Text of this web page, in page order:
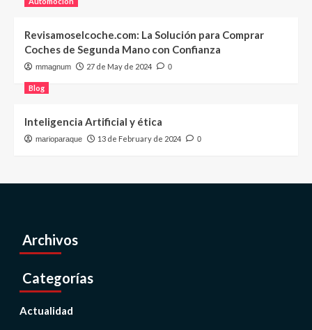
Revisamoselcoche.com: La Solución para Comprar
Coches de Segunda Mano con Confianza
mmagnum 27 de May de 2024 0
Blog
Inteligencia Artificial y ética
marioparaque 13 de February de 2024 0
Archivos
Categorías
Actualidad